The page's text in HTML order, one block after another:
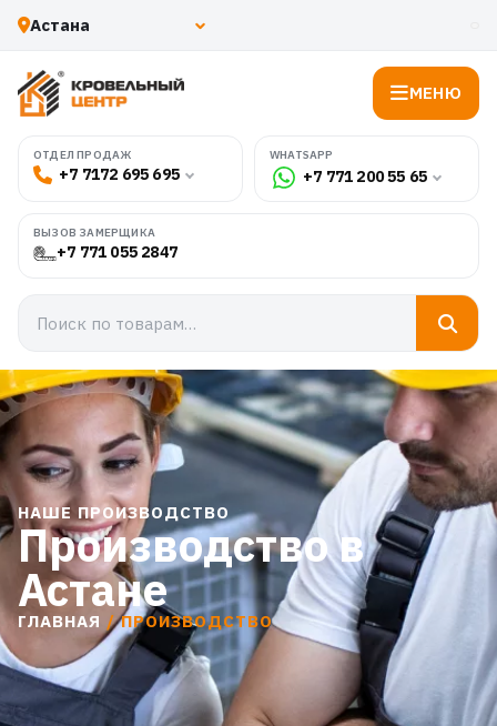
МЕНЮ
ОТДЕЛ ПРОДАЖ
+7 7172 695 695
WHATSAPP
+7 771 200 55 65
ВЫЗОВ ЗАМЕРЩИКА
+7 771 055 2847
НАШЕ ПРОИЗВОДСТВО
Производство в
Астане
ГЛАВНАЯ / ПРОИЗВОДСТВО